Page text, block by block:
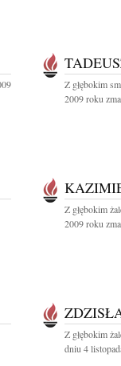
Z głębokim
2009 roku
Z głębokim
2009 roku
Z głębokim
dniu 4